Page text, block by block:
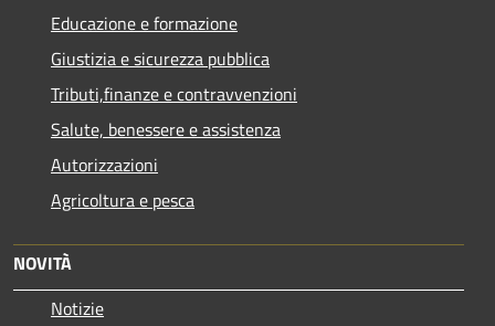
Educazione e formazione
Giustizia e sicurezza pubblica
Tributi,finanze e contravvenzioni
Salute, benessere e assistenza
Autorizzazioni
Agricoltura e pesca
NOVITÀ
Notizie